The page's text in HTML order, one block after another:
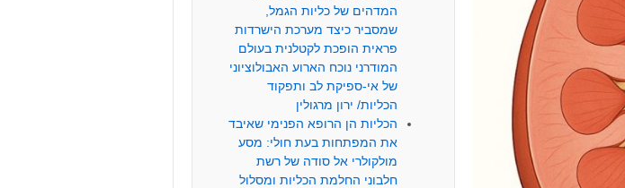
המדהים של כליות הגמל,
שמסביר כיצד מערכת הישרדות
פראית הופכת לקטלנית בעולם
המודרני נוכח הארוע האבולוציוני
של אי-ספיקת לב ותפקוד
הכליות/ ירון מרגולין
הכליות הן הרופא הפנימי שאיבד
את המפתחות בעת חולי: מסע
מולקולרי אל סודה של רשת
חלבוני החלמת הכליות ומסלול